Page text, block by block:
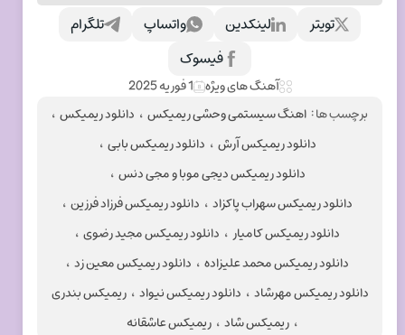
تلگرام واتساپ لینکدین
تویتر
فیسوک
آهنگ های ویژه 1 فوریه 2025
برچسب ها : اهنگ سیستمی وحشی ریمیکس ، دانلود ریمیکس ،
دانلود ریمیکس آرش ، دانلود ریمیکس بابی ،
دانلود ریمیکس دیجی موبا و مجی دنس ،
دانلود ریمیکس سهراب پاکزاد ، دانلود ریمیکس فرزاد فرزین ،
دانلود ریمیکس کامیار ، دانلود ریمیکس مجید رضوی ،
دانلود ریمیکس محمد علیزاده‌ ، دانلود ریمیکس معین زد ،
دانلود ریمیکس مهرشاد ، دانلود ریمیکس نیواد ، ریمیکس بندری
، ریمیکس شاد ، ریمیکس عاشقانه